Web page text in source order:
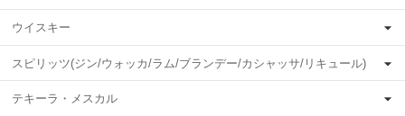
ウイスキー
スピリッツ(ジン/ウォッカ/ラム/ブランデー/カシャッサ/リキュール)
テキーラ・メスカル